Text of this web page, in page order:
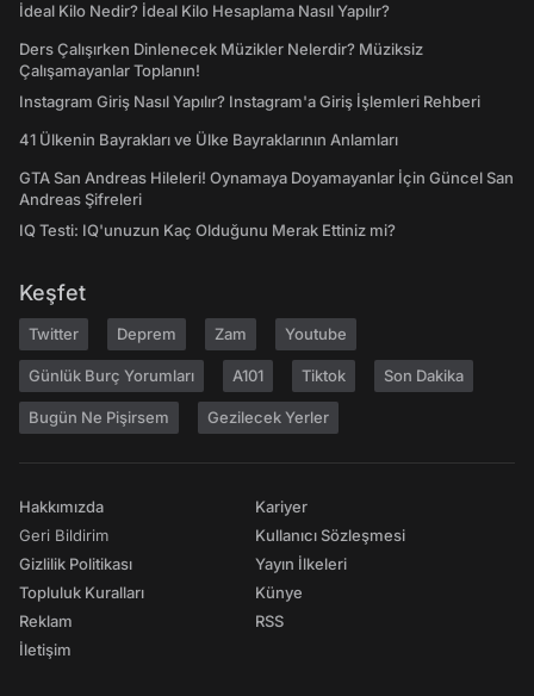
İdeal Kilo Nedir? İdeal Kilo Hesaplama Nasıl Yapılır?
Ders Çalışırken Dinlenecek Müzikler Nelerdir? Müziksiz
Çalışamayanlar Toplanın!
Instagram Giriş Nasıl Yapılır? Instagram'a Giriş İşlemleri Rehberi
41 Ülkenin Bayrakları ve Ülke Bayraklarının Anlamları
GTA San Andreas Hileleri! Oynamaya Doyamayanlar İçin Güncel San
Andreas Şifreleri
IQ Testi: IQ'unuzun Kaç Olduğunu Merak Ettiniz mi?
Keşfet
Twitter Deprem Zam Youtube
Günlük Burç Yorumları A101 Tiktok Son Dakika
Bugün Ne Pişirsem Gezilecek Yerler
Hakkımızda
Geri Bildirim
Gizlilik Politikası
Topluluk Kuralları
Reklam
İletişim
Kariyer
Kullanıcı Sözleşmesi
Yayın İlkeleri
Künye
RSS